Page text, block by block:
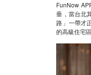
FunNow
垂，當台北
路」一帶才
的高級住宅